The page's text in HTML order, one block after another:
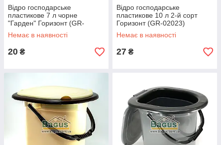
Відро господарське
пластикове 7 л чорне
"Гарден" Горизонт (GR-
02009)
Немає в наявності
20 ₴
Відро господарське
пластикове 10 л 2-й сорт
Горизонт (GR-02023)
Немає в наявності
27 ₴